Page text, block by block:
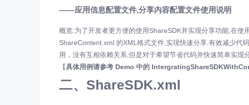
——应用信息配置文件,分享内容配置文件使用说明
概览:为了开发者更方便的使用ShareSDK并实现分享功能,在
ShareContent.xml 的XML格式文件,实现快速分享,有效减少代
用，没有互相依赖关系;但是对于希望节省代码并快速简单实现
【具体用例请参考 Demo 中的
二、ShareSDK.xml